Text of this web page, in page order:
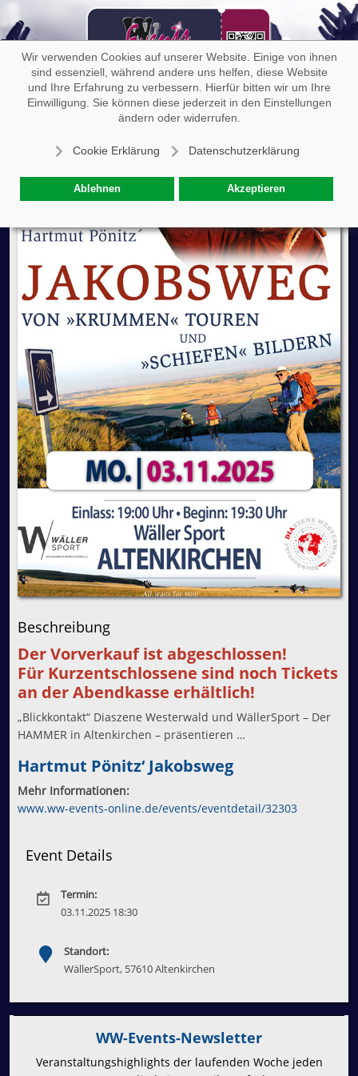
Wir verwenden Cookies auf unserer Website. Einige von ihnen
sind essenziell, während andere uns helfen, diese Website
und Ihre Erfahrung zu verbessern. Hierfür bitten wir um Ihre
Einwilligung. Sie können diese jederzeit in den Einstellungen
ändern oder widerrufen.
Cookie Erklärung Datenschutzerklärung
Ablehnen Akzeptieren
Off-
Hartmut Pönitz‘ Jakobsweg
Beschreibung
Der Vorverkauf ist abgeschlossen!
Für Kurzentschlossene sind noch Tickets
an der Abendkasse erhältlich!
„Blickkontakt“ Diaszene Westerwald und WällerSport – Der
HAMMER in Altenkirchen – präsentieren …
Hartmut Pönitz‘ Jakobsweg
Mehr Informationen:
www.ww-events-online.de/events/eventdetail/32303
Event Details
Termin:
03.11.2025 18:30
Standort:
WällerSport, 57610 Altenkirchen
WW-Events-Newsletter
Veranstaltungshighlights der laufenden Woche jeden